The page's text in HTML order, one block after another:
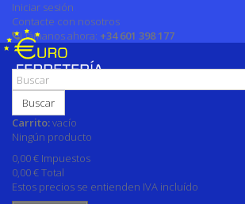
Iniciar sesión
Contacte con nosotros
Llámanos ahora: +34 601 398 177
Buscar
Carrito:vacío
Ningún producto
0,00 € Impuestos
0,00 €Total
Estos precios se entienden IVA incluído